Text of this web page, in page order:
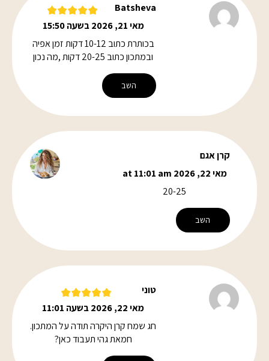
Batsheva
מאי 21, 2026 בשעה 15:50
בכותרת כתוב 10-12 דקות זמן אפיה
ובמתכון כתוב 20-25 דקות ,מה נכון
השב
קרן אגם
מאי 22, 2026 at 11:01 am
20-25
השב
טוני
מאי 22, 2026 בשעה 11:01
חג שמח קרן היקרה תודה על המתכון.
חמאת גהי תעבוד כאן?